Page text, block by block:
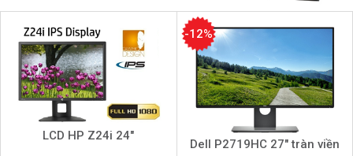
LCD HP Z24i 24"
Dell P2719HC 27" tràn viền
-12%